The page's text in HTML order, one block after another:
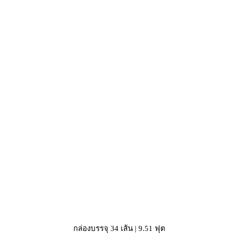
กล่องบรรจุ 34 เส้น | 9.51 ฟุต